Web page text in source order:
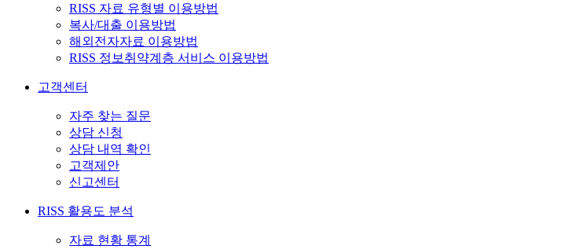
RISS 자료 유형별 이용방법
복사/대출 이용방법
해외전자자료 이용방법
RISS 정보취약계층 서비스 이용방법
고객센터
자주 찾는 질문
상담 신청
상담 내역 확인
고객제안
신고센터
RISS 활용도 분석
자료 현황 통계